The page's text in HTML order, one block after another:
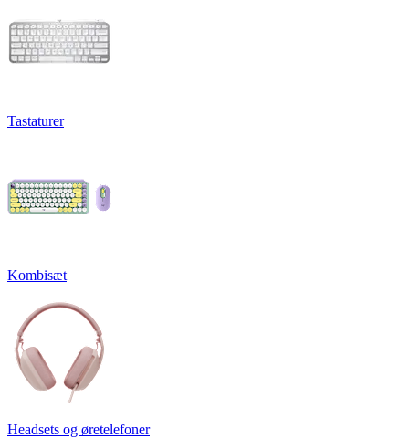
Tastaturer
Kombisæt
Headsets og øretelefoner